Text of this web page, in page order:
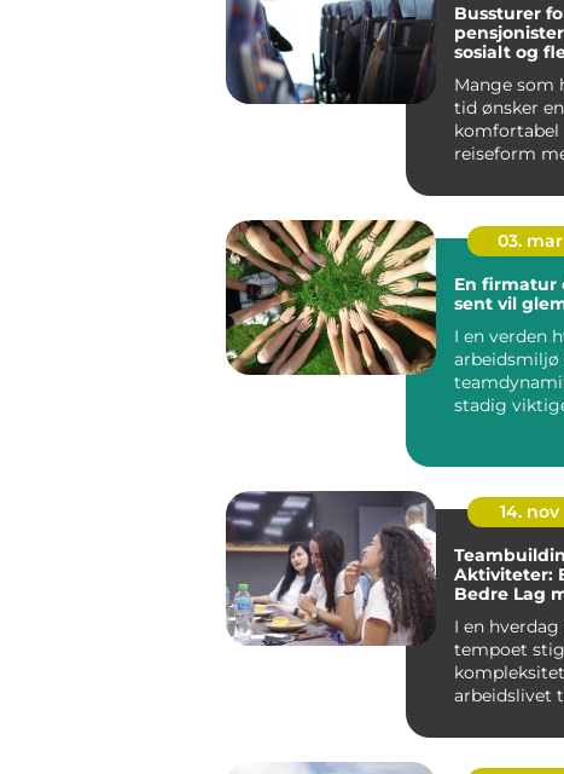
Bussturer
sosialt og
Mange som
tid ønsker en
komfortabel
reiseform
samtale...
03. mar
En firmatur
sent vil
I en verden
arbeidsmiljø
stadig
14. nov
Aktiviteter:
Bedre Lag
I en hverdag
tempoet
arbeidslivet
godt...